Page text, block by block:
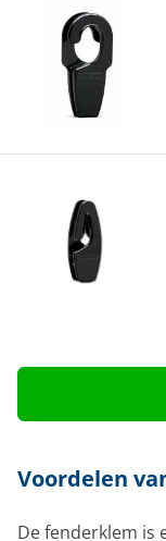
Voordelen
De fenderklem is